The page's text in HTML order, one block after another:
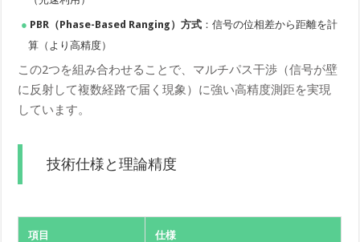
PBR（Phase-Based Ranging）方式 ：信号の位相差から距離を計
算（より高精度）
この2つを組み合わせることで、マルチパス干渉（信号が壁
に反射して複数経路で届く現象）に強い高精度測距を実現
しています。
技術仕様と理論精度
項目 仕様